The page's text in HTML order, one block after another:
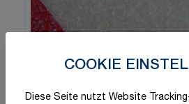
COOKIE
Diese Seite nutzt Website